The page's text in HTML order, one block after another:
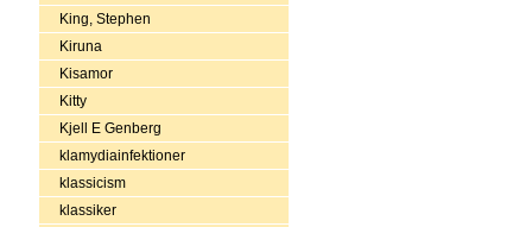
King, Stephen
Kiruna
Kisamor
Kitty
Kjell E Genberg
klamydiainfektioner
klassicism
klassiker